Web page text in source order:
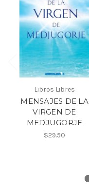
Libros Libres
MENSAJES DE LA
VIRGEN DE
MEDJUGORJE
$29.50